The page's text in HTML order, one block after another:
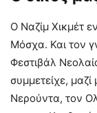
Ο Ναζίμ Χικμέτ
Μόσχα. Και τον
Φεστιβάλ
συμμετείχε,
Νερούντα, τον